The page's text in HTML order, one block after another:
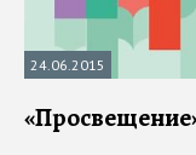
24.06.2015